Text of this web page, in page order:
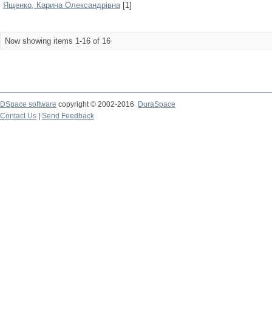
Ященко, Карина Олександрівна[1]
Now showing items 1-16 of 16
DSpace software copyright © 2002-2016
DuraSpace
Contact Us
Send Feedback